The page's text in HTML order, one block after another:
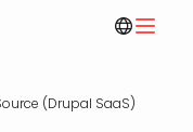
(Drupal SaaS)